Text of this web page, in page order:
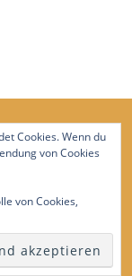
Cookies. Wenn du
von Cookies
von Cookies,